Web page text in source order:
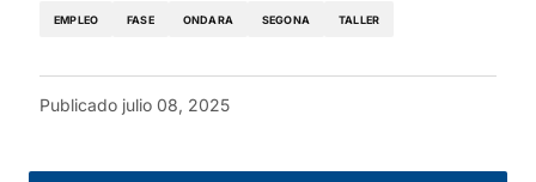
EMPLEO FASE ONDARA SEGONA TALLER
Publicado julio 08, 2025